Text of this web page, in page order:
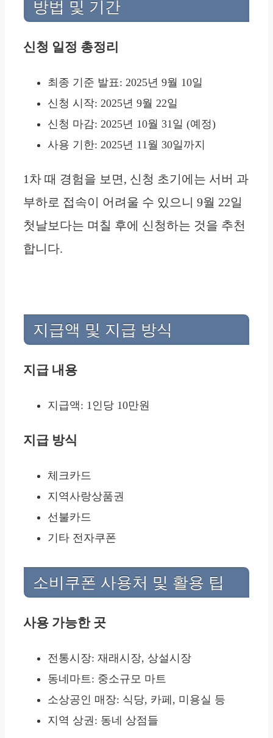
방법 및 기간
신청 일정 총정리
최종 기준 발표: 2025년 9월 10일
신청 시작: 2025년 9월 22일
신청 마감: 2025년 10월 31일 (예정)
사용 기한: 2025년 11월 30일까지
1차 때 경험을 보면, 신청 초기에는 서버 과
부하로 접속이 어려울 수 있으니 9월 22일
첫날보다는 며칠 후에 신청하는 것을 추천
합니다.
지급액 및 지급 방식
지급 내용
지급액: 1인당 10만원
지급 방식
체크카드
지역사랑상품권
선불카드
기타 전자쿠폰
소비쿠폰 사용처 및 활용 팁
사용 가능한 곳
전통시장: 재래시장, 상설시장
동네마트: 중소규모 마트
소상공인 매장: 식당, 카페, 미용실 등
지역 상권: 동네 상점들